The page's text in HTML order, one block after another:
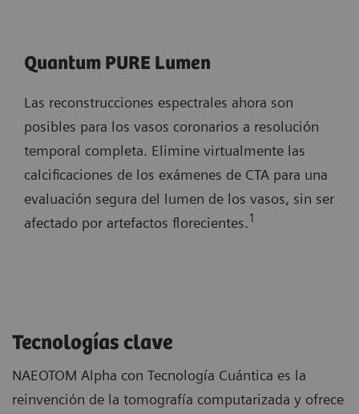
Quantum PURE Lumen
Las reconstrucciones espectrales ahora son
posibles para los vasos coronarios a resolución
temporal completa. Elimine virtualmente las
calcificaciones de los exámenes de CTA para una
evaluación segura del lumen de los vasos, sin ser
afectado por artefactos florecientes.1
Tecnologías clave
NAEOTOM Alpha con Tecnología Cuántica es la
reinvención de la tomografía computarizada y ofrece